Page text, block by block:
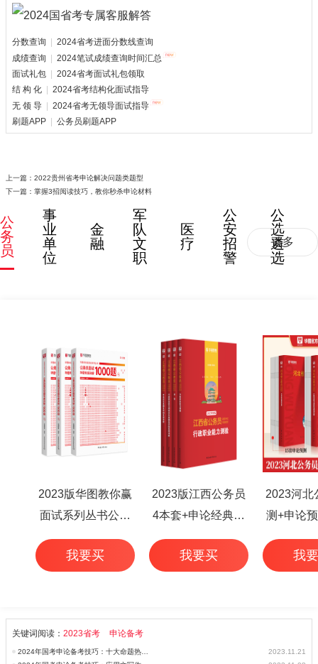
分数查询
2024省考进面分数线查询
成绩查询
2024笔试成绩查询时间汇总
面试礼包
2024省考面试礼包领取
结 构 化
2024省考结构化面试指导
无 领 导
2024省考无领导面试指导
刷题APP
公务员刷题APP
上一篇： 2022贵州省考申论解决问题类题型
下一篇： 掌握3招阅读技巧，教你秒杀申论材料
公
务
员
事
业
单
位
金
融
军
队
文
职
医
疗
公
安
招
警
公
选
遴
选
更多
2023版华图教你赢
面试系列丛书公务
员面试华图专家详
解1000题（3本
我要买
2023版江西公务员
4本套+申论经典范
文50篇+行测高频考
点 6本
我要买
2023河北
测+申论
本
我
关键词阅读： 2023省考 申论备考
2024年国考申论备考技巧：十大命题热点预测
2023.11.21